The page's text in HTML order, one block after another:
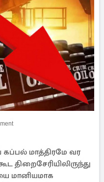
மாத்திரமே வர
திறைசேரியிலிருந்து
மானியமாக